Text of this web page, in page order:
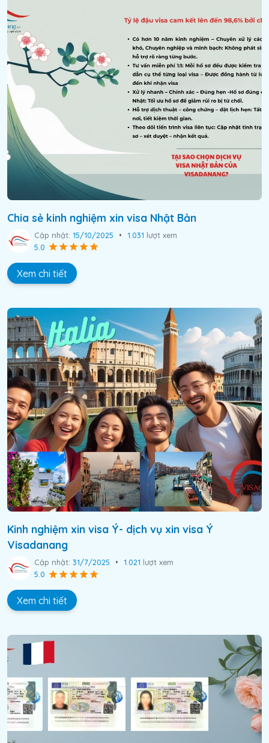
Chia sẻ kinh nghiệm xin visa Nhật Bản
Cập nhật: 15/10/2025 • 1.031 lượt xem
5.0
Xem chi tiết
Kinh nghiệm xin visa Ý- dịch vụ xin visa Ý
Visadanang
Cập nhật: 31/7/2025 • 1.021 lượt xem
5.0
Xem chi tiết